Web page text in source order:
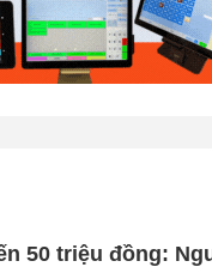
50 triệu đồng: